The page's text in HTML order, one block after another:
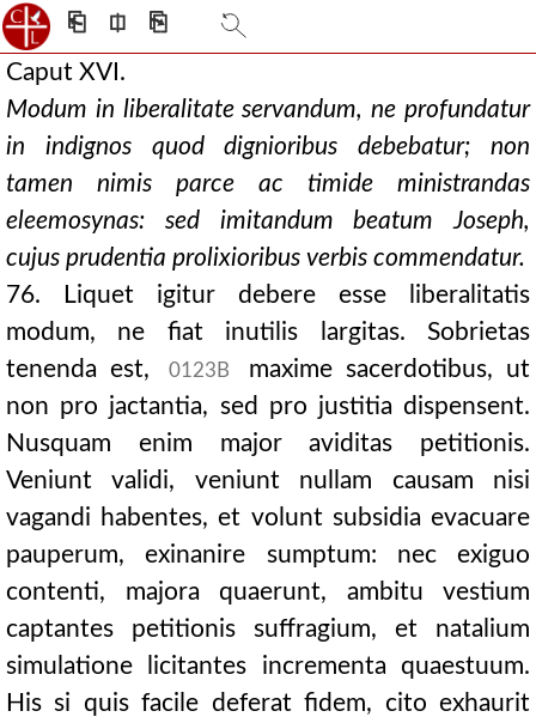
⎗ ⎅ ⎘
Caput XVI.
Modum in liberalitate servandum, ne profundatur
in indignos quod dignioribus debebatur; non
tamen nimis parce ac timide ministrandas
eleemosynas: sed imitandum beatum Joseph,
cujus prudentia prolixioribus verbis commendatur.
76. Liquet igitur debere esse liberalitatis
modum, ne fiat inutilis largitas. Sobrietas
tenenda est,
0123B
maxime sacerdotibus, ut
non pro jactantia, sed pro justitia dispensent.
Nusquam enim major aviditas petitionis.
Veniunt validi, veniunt nullam causam nisi
vagandi habentes, et volunt subsidia evacuare
pauperum, exinanire sumptum: nec exiguo
contenti, majora quaerunt, ambitu vestium
captantes petitionis suffragium, et natalium
simulatione licitantes incrementa quaestuum.
His si quis facile deferat fidem, cito exhaurit